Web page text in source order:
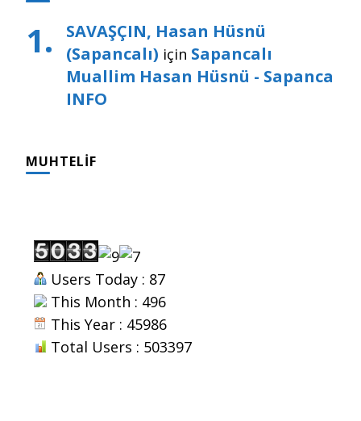
SAVAŞÇIN, Hasan Hüsnü
(Sapancalı) için Sapancalı
Muallim Hasan Hüsnü - Sapanca
INFO
MUHTELIF
Users Today : 87
This Month : 496
This Year : 45986
Total Users : 503397